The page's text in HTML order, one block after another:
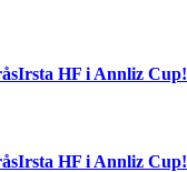
HF i Annliz Cup!
HF i Annliz Cup!